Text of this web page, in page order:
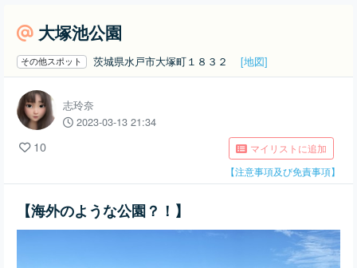
大塚池公園
その他スポット 茨城県水戸市大塚町１８３２ [地図]
志玲奈
2023-03-13 21:34
10
マイリストに追加
【注意事項及び免責事項】
【海外のような公園？！】